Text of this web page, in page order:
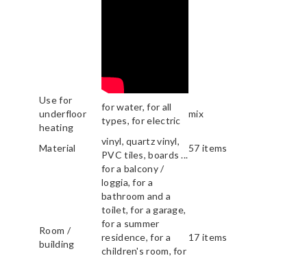
Use for
underfloor
heating
for water, for all
types, for electric
mix
Material
vinyl, quartz vinyl,
PVC tiles, boards ...
57 items
Room /
building
for a balcony /
loggia, for a
bathroom and a
toilet, for a garage,
for a summer
residence, for a
children's room, for
17 items